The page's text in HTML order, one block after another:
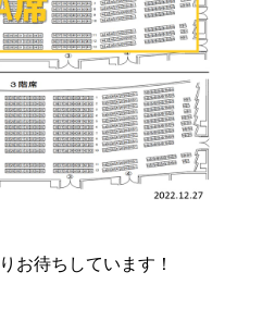
お待ちしています！